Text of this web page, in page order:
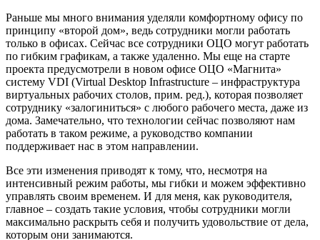
Раньше мы много внимания уделяли комфортному офису по
принципу «второй дом», ведь сотрудники могли работать
только в офисах. Сейчас все сотрудники ОЦО могут работать
по гибким графикам, а также удаленно. Мы еще на старте
проекта предусмотрели в новом офисе ОЦО «Магнита»
систему VDI (Virtual Desktop Infrastructure – инфраструктура
виртуальных рабочих столов, прим. ред.), которая позволяет
сотруднику «залогиниться» с любого рабочего места, даже из
дома. Замечательно, что технологии сейчас позволяют нам
работать в таком режиме, а руководство компании
поддерживает нас в этом направлении.
Все эти изменения приводят к тому, что, несмотря на
интенсивный режим работы, мы гибки и можем эффективно
управлять своим временем. И для меня, как руководителя,
главное – создать такие условия, чтобы сотрудники могли
максимально раскрыть себя и получить удовольствие от дела,
которым они занимаются.